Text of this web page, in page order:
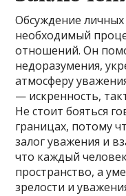
Обсуждение
необходимый
отношений. Он
недоразумения,
атмосферу
— искренность,
Не стоит бояться
границах, потому
залог уважения и
что каждый
пространство, а
зрелости и